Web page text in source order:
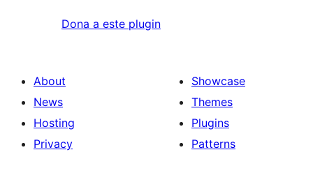
Dona a este plugin
About
News
Hosting
Privacy
Showcase
Themes
Plugins
Patterns